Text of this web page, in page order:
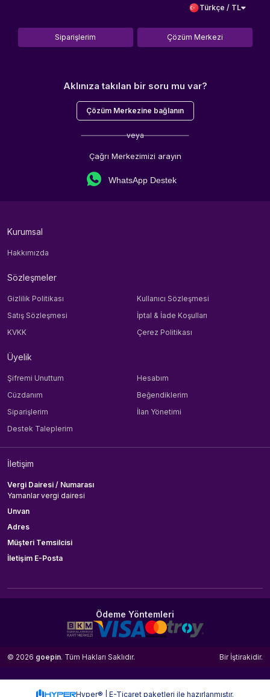
Türkçe / TL
Siparişlerim Çözüm Merkezi
Aklınıza takılan bir soru mu var?
Çözüm Merkezine bağlanın
veya
Çağrı Merkezimizi arayın
WhatsApp Destek
Kurumsal
Hakkımızda
Sözleşmeler
Gizlilik Politikası
Kullanıcı Sözleşmesi
Satış Sözleşmesi
İptal & İade Koşulları
KVKK
Çerez Politikası
Üyelik
Şifremi Unuttum
Hesabım
Cüzdanım
Beğendiklerim
Siparişlerim
İlan Yönetimi
Destek Taleplerim
İletişim
Vergi Dairesi / Numarası
Yamanlar vergi dairesi
Unvan
Adres
Müşteri Temsilcisi
İletişim E-Posta
Ödeme Yöntemleri
© 2026 goepin. Tüm Hakları Saklıdır. Bir İştirakidir.
Hyper® | E-Ticaret paketleri ile hazırlanmıştır.